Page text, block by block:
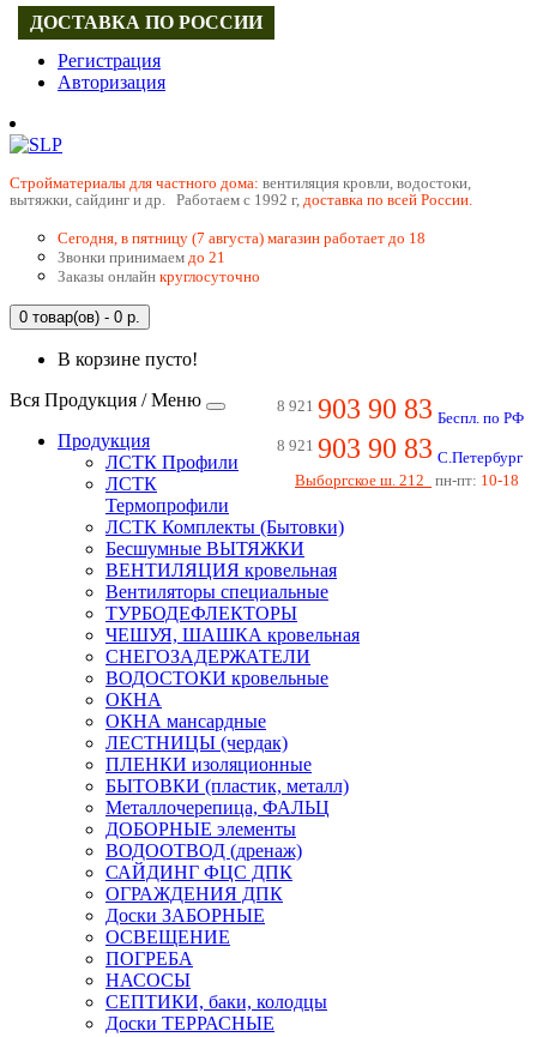
Регистрация
Авторизация
Cтройматериалы для частного дома: вентиляция кровли, водостоки,
вытяжки, сайдинг и др. Работаем с 1992 г, доставка по всей России.
Сегодня, в пятницу (7 августа) магазин работает до 18
Звонки принимаем до 21
Заказы онлайн круглосуточно
0 товар(ов) - 0 р.
В корзине пусто!
8 921 903 90 83 Беспл. по РФ
8 921 903 90 83 С.Петербург
Выборгское ш. 212
пн-пт: 10-18
Вся Продукция / Меню
Продукция
ЛСТК Профили
ЛСТК
Термопрофили
ЛСТК Комплекты (Бытовки)
Бесшумные ВЫТЯЖКИ
ВЕНТИЛЯЦИЯ кровельная
Вентиляторы специальные
ТУРБОДЕФЛЕКТОРЫ
ЧЕШУЯ, ШАШКА кровельная
СНЕГОЗАДЕРЖАТЕЛИ
ВОДОСТОКИ кровельные
ОКНА
ОКНА мансардные
ЛЕСТНИЦЫ (чердак)
ПЛЕНКИ изоляционные
БЫТОВКИ (пластик, металл)
Металлочерепица, ФАЛЬЦ
ДОБОРНЫЕ элементы
ВОДООТВОД (дренаж)
САЙДИНГ ФЦС ДПК
ОГРАЖДЕНИЯ ДПК
Доски ЗАБОРНЫЕ
ОСВЕЩЕНИЕ
ПОГРЕБА
НАСОСЫ
СЕПТИКИ, баки, колодцы
Доски ТЕРРАСНЫЕ
ДОСТАВКА ПО РОССИИ